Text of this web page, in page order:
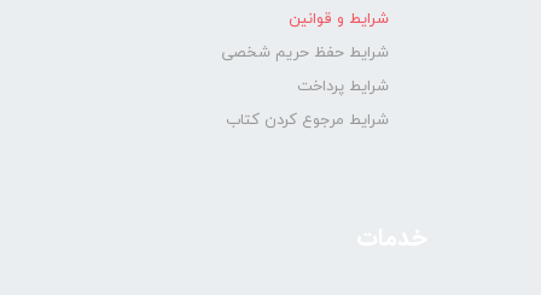
شرایط و قوانین
شرایط حفظ حریم شخصی
شرایط پرداخت
شرایط مرجوع کردن کتاب